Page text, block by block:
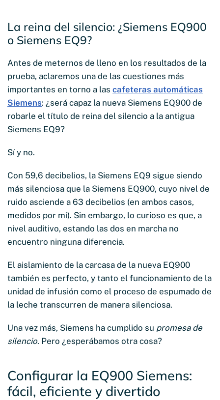
La reina del silencio: ¿Siemens EQ900
o Siemens EQ9?
Antes de meternos de lleno en los resultados de la
prueba, aclaremos una de las cuestiones más
importantes en torno a las cafeteras automáticas
Siemens: ¿será capaz la nueva Siemens EQ900 de
robarle el título de reina del silencio a la antigua
Siemens EQ9?
Sí y no.
Con 59,6 decibelios, la Siemens EQ9 sigue siendo
más silenciosa que la Siemens EQ900, cuyo nivel de
ruido asciende a 63 decibelios (en ambos casos,
medidos por mí). Sin embargo, lo curioso es que, a
nivel auditivo, estando las dos en marcha no
encuentro ninguna diferencia.
El aislamiento de la carcasa de la nueva EQ900
también es perfecto, y tanto el funcionamiento de la
unidad de infusión como el proceso de espumado de
la leche transcurren de manera silenciosa.
Una vez más, Siemens ha cumplido su promesa de
silencio. Pero ¿esperábamos otra cosa?
Configurar la EQ900 Siemens:
fácil, eficiente y divertido